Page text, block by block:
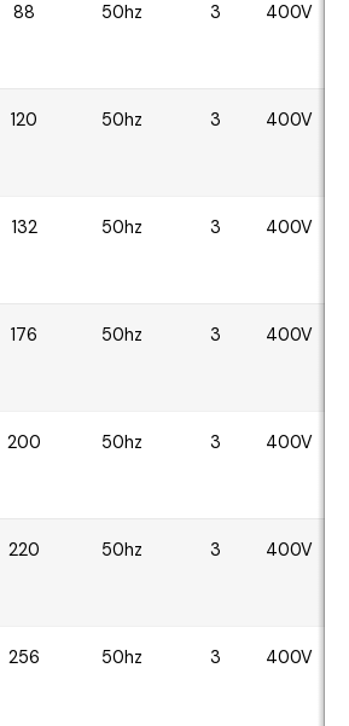
88 50hz 3 400V
120 50hz 3 400V
132 50hz 3 400V
176 50hz 3 400V
200 50hz 3 400V
220 50hz 3 400V
256 50hz 3 400V